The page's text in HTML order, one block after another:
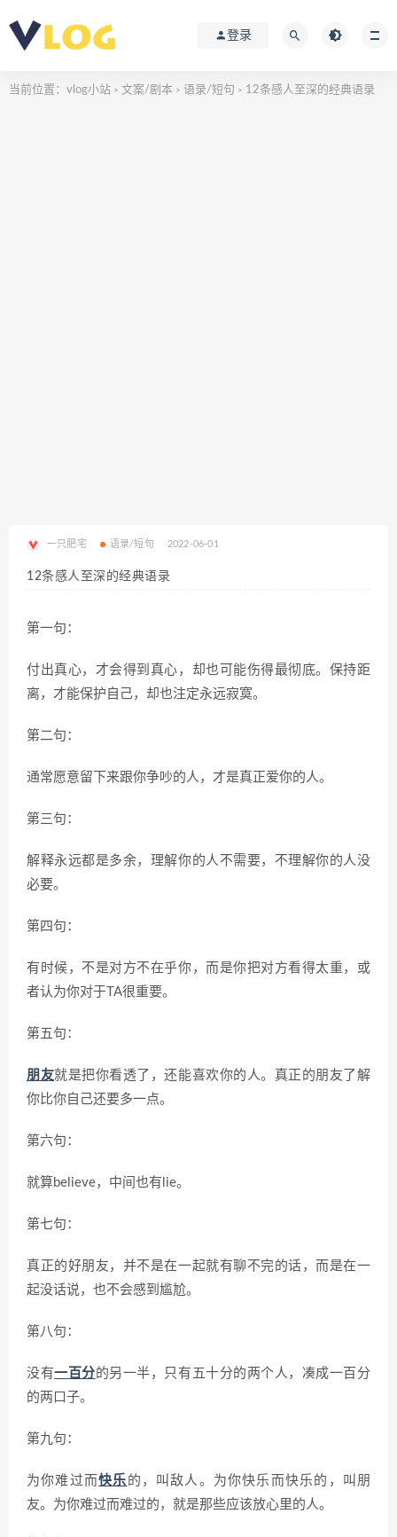
登录
当前位置： vlog小站 > 文案/剧本 > 语录/短句 > 12条感人至深的经典语录
一只肥宅 语录/短句 2022-06-01
12条感人至深的经典语录
第一句：
付出真心，才会得到真心，却也可能伤得最彻底。保持距
离，才能保护自己，却也注定永远寂寞。
第二句：
通常愿意留下来跟你争吵的人，才是真正爱你的人。
第三句：
解释永远都是多余，理解你的人不需要，不理解你的人没
必要。
第四句：
有时候，不是对方不在乎你，而是你把对方看得太重，或
者认为你对于TA很重要。
第五句：
朋友就是把你看透了，还能喜欢你的人。真正的朋友了解
你比你自己还要多一点。
第六句：
就算believe，中间也有lie。
第七句：
真正的好朋友，并不是在一起就有聊不完的话，而是在一
起没话说，也不会感到尴尬。
第八句：
没有一百分 的另一半，只有五十分的两个人，凑成一百分
的两口子。
第九句：
为你难过而快乐 的，叫敌人。为你快乐而快乐的，叫朋
友。为你难过而难过的，就是那些应该放心里的人。